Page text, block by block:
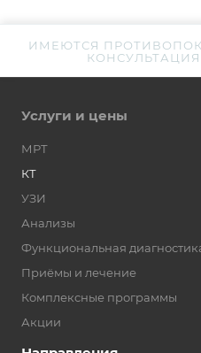
ИМЕЮТСЯ
Услуги и цены
МРТ
КТ
УЗИ
Анализы
Функциональная
Приёмы и лечение
Комплексные программы
Акции